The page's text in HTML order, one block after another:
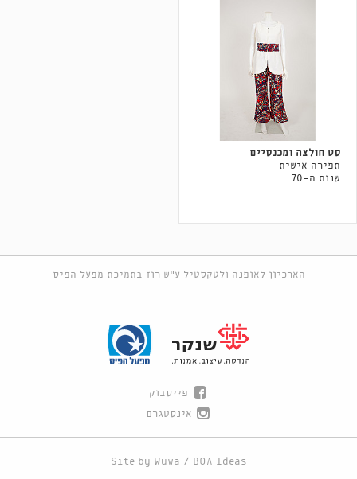
סט חולצה ומכנסיים
תפירה אישית
שנות ה-70
הארכיון לאופנה ולטקסטיל ע"ש רוז בתמיכת מפעל הפיס
פייסבוק
אינסטגרם
Site by Wuwa / BOA Ideas